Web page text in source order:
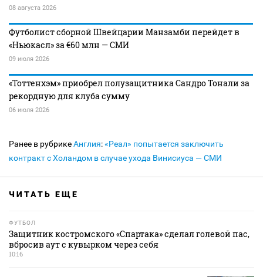
08 августа 2026
Футболист сборной Швейцарии Манзамби перейдет в
«Ньюкасл» за €60 млн — СМИ
09 июля 2026
«Тоттенхэм» приобрел полузащитника Сандро Тонали за
рекордную для клуба сумму
06 июля 2026
Ранее в рубрикеАнглия:«Реал» попытается заключить
контракт с Холандом в случае ухода Винисиуса — СМИ
ЧИТАТЬ ЕЩЕ
ФУТБОЛ
Защитник костромского «Спартака» сделал голевой пас,
вбросив аут с кувырком через себя
10:16